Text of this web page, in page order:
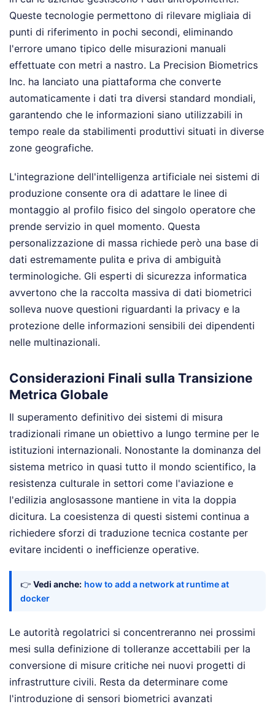
Queste tecnologie permettono di rilevare migliaia di
punti di riferimento in pochi secondi, eliminando
l'errore umano tipico delle misurazioni manuali
effettuate con metri a nastro. La Precision Biometrics
Inc. ha lanciato una piattaforma che converte
automaticamente i dati tra diversi standard mondiali,
garantendo che le informazioni siano utilizzabili in
tempo reale da stabilimenti produttivi situati in diverse
zone geografiche.
L'integrazione dell'intelligenza artificiale nei sistemi di
produzione consente ora di adattare le linee di
montaggio al profilo fisico del singolo operatore che
prende servizio in quel momento. Questa
personalizzazione di massa richiede però una base di
dati estremamente pulita e priva di ambiguità
terminologiche. Gli esperti di sicurezza informatica
avvertono che la raccolta massiva di dati biometrici
solleva nuove questioni riguardanti la privacy e la
protezione delle informazioni sensibili dei dipendenti
nelle multinazionali.
Considerazioni Finali sulla Transizione
Metrica Globale
Il superamento definitivo dei sistemi di misura
tradizionali rimane un obiettivo a lungo termine per le
istituzioni internazionali. Nonostante la dominanza del
sistema metrico in quasi tutto il mondo scientifico, la
resistenza culturale in settori come l'aviazione e
l'edilizia anglosassone mantiene in vita la doppia
dicitura. La coesistenza di questi sistemi continua a
richiedere sforzi di traduzione tecnica costante per
evitare incidenti o inefficienze operative.
👉 Vedi anche: how to add a network at runtime at
docker
Le autorità regolatrici si concentreranno nei prossimi
mesi sulla definizione di tolleranze accettabili per la
conversione di misure critiche nei nuovi progetti di
infrastrutture civili. Resta da determinare come
l'introduzione di sensori biometrici avanzati